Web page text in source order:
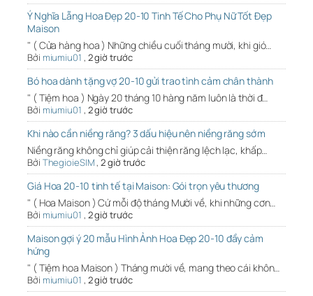
Ý Nghĩa Lẵng Hoa Đẹp 20-10 Tinh Tế Cho Phụ Nữ Tốt Đẹp
Maison
" ( Cửa hàng hoa ) Những chiều cuối tháng mười, khi gió…
Bởi miumiu01 , 2 giờ trước
Bó hoa dành tặng vợ 20-10 gửi trao tình cảm chân thành
" ( Tiệm hoa ) Ngày 20 tháng 10 hàng năm luôn là thời đ…
Bởi miumiu01 , 2 giờ trước
Khi nào cần niềng răng? 3 dấu hiệu nên niềng răng sớm
Niềng răng không chỉ giúp cải thiện răng lệch lạc, khấp…
Bởi ThegioieSIM,2 giờ trước
Giá Hoa 20-10 tinh tế tại Maison: Gói trọn yêu thương
" ( Hoa Maison ) Cứ mỗi độ tháng Mười về, khi những cơn…
Bởi miumiu01 , 2 giờ trước
Maison gợi ý 20 mẫu Hình Ảnh Hoa Đẹp 20-10 đầy cảm
hứng
" ( Tiệm hoa Maison ) Tháng mười về, mang theo cái khôn…
Bởi miumiu01 , 2 giờ trước